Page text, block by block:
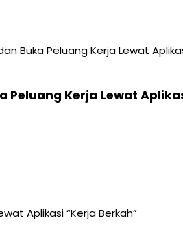
Buka Peluang Kerja Lewat
Kerja Lewat